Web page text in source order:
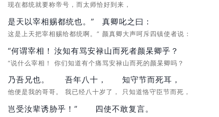
现在都统就要称帝号，而太师恰好到来，
是天以宰相赐都统也。”
这是上天把宰相赐给都统啊。”
真卿叱之曰：
颜真卿大声呵斥四镇使者说：
“何谓宰相！
“说什么宰相！
汝知有骂安禄山而死者颜杲卿乎？
你们知道有个痛骂安禄山而死的颜杲卿吗？
乃吾兄也。
他便是我的哥哥。
吾年八十，
我已经八十岁了，
知守节而死耳，
只知道恪守臣节而死，
岂受汝辈诱胁乎！” 四使不敢复言。